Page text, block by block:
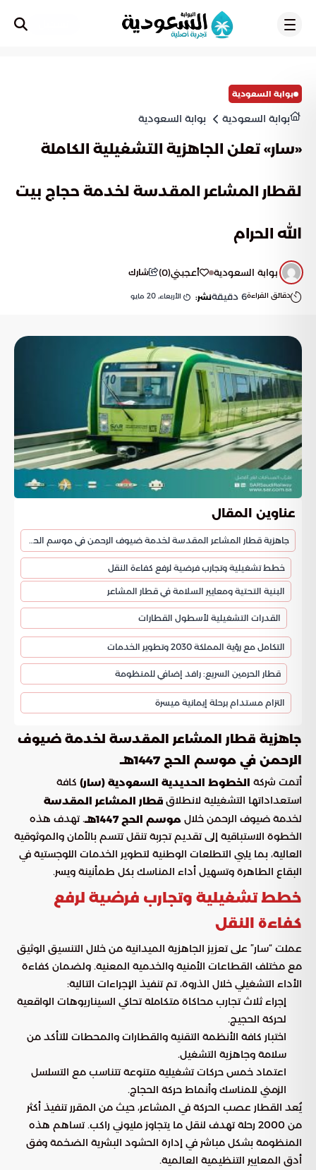
بوابة السعودية
بوابة السعودية بوابة السعودية
«سار» تعلن الجاهزية التشغيلية الكاملة
لقطار المشاعر المقدسة لخدمة حجاج بيت
الله الحرام
بوابة السعودية أعجبني(
0
) شارك
دقائق القراءة6 دقيقةنشر: الأربعاء, 20 مايو
عناوين المقال
جاهزية قطار المشاعر المقدسة لخدمة ضيوف الرحمن في موسم الحج 1447هـ
خطط تشغيلية وتجارب فرضية لرفع كفاءة النقل
البنية التحتية ومعايير السلامة في قطار المشاعر
القدرات التشغيلية لأسطول القطارات
التكامل مع رؤية المملكة 2030 وتطوير الخدمات
قطار الحرمين السريع: رافد إضافي للمنظومة
التزام مستدام برحلة إيمانية ميسرة
جاهزية قطار المشاعر المقدسة لخدمة ضيوف
الرحمن في موسم الحج 1447هـ
أتمت شركة الخطوط الحديدية السعودية (سار) كافة
استعداداتها التشغيلية لانطلاق قطار المشاعر المقدسة
لخدمة ضيوف الرحمن خلال موسم الحج 1447هـ
. تهدف هذه
الخطوة الاستباقية إلى تقديم تجربة تنقل تتسم بالأمان والموثوقية
العالية، بما يلبي التطلعات الوطنية لتطوير الخدمات اللوجستية في
البقاع الطاهرة وتسهيل أداء المناسك بكل طمأنينة ويسر.
خطط تشغيلية وتجارب فرضية لرفع
كفاءة النقل
عملت “سار” على تعزيز الجاهزية الميدانية من خلال التنسيق الوثيق
مع مختلف القطاعات الأمنية والخدمية المعنية. ولضمان كفاءة
الأداء التشغيلي خلال الذروة، تم تنفيذ الإجراءات التالية:
إجراء ثلاث تجارب محاكاة متكاملة تحاكي السيناريوهات الواقعية
لحركة الحجيج.
اختبار كافة الأنظمة التقنية والقطارات والمحطات للتأكد من
سلامة وجاهزية التشغيل.
اعتماد خمس حركات تشغيلية متنوعة تتناسب مع التسلسل
الزمني للمناسك وأنماط حركة الحجاج.
يُعد القطار عصب الحركة في المشاعر، حيث من المقرر تنفيذ أكثر
من 2000 رحلة تهدف لنقل ما يتجاوز مليوني راكب. تساهم هذه
المنظومة بشكل مباشر في إدارة الحشود البشرية الضخمة وفق
أدق المعايير التنظيمية العالمية.